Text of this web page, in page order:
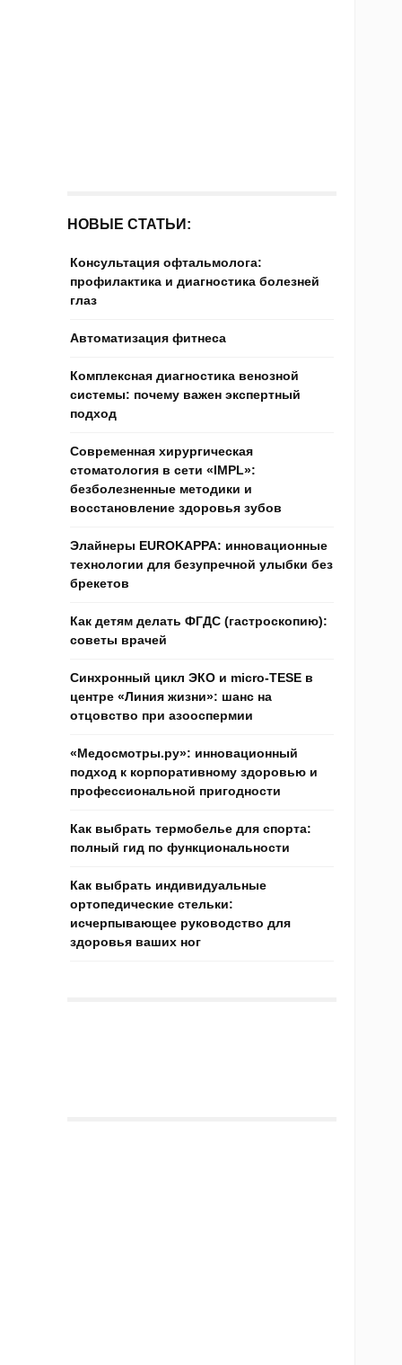
НОВЫЕ СТАТЬИ:
Консультация офтальмолога:
профилактика и диагностика болезней
глаз
Автоматизация фитнеса
Комплексная диагностика венозной
системы: почему важен экспертный
подход
Современная хирургическая
стоматология в сети «IMPL»:
безболезненные методики и
восстановление здоровья зубов
Элайнеры EUROKAPPA: инновационные
технологии для безупречной улыбки без
брекетов
Как детям делать ФГДС (гастроскопию):
советы врачей
Синхронный цикл ЭКО и micro-TESE в
центре «Линия жизни»: шанс на
отцовство при азооспермии
«Медосмотры.ру»: инновационный
подход к корпоративному здоровью и
профессиональной пригодности
Как выбрать термобелье для спорта:
полный гид по функциональности
Как выбрать индивидуальные
ортопедические стельки:
исчерпывающее руководство для
здоровья ваших ног